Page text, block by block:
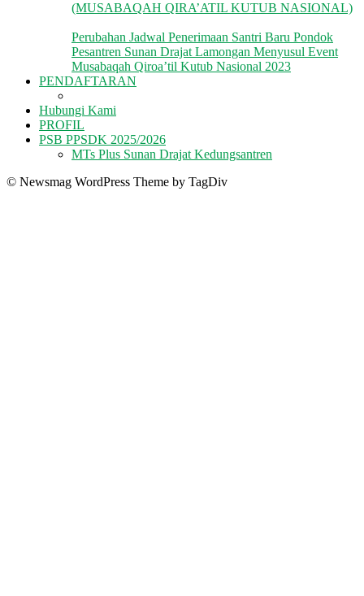
(MUSABAQAH QIRA’ATIL KUTUB NASIONAL)
Perubahan Jadwal Penerimaan Santri Baru Pondok
Pesantren Sunan Drajat Lamongan Menyusul Event
Musabaqah Qiroa’til Kutub Nasional 2023
PENDAFTARAN
Hubungi Kami
PROFIL
PSB PPSDK 2025/2026
MTs Plus Sunan Drajat Kedungsantren
© Newsmag WordPress Theme by TagDiv